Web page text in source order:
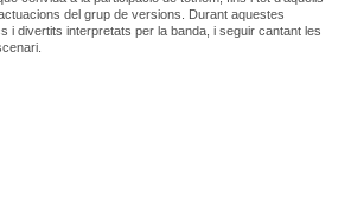
del grup de versions. Durant aquestes
i divertits interpretats per la banda, i seguir cantant les